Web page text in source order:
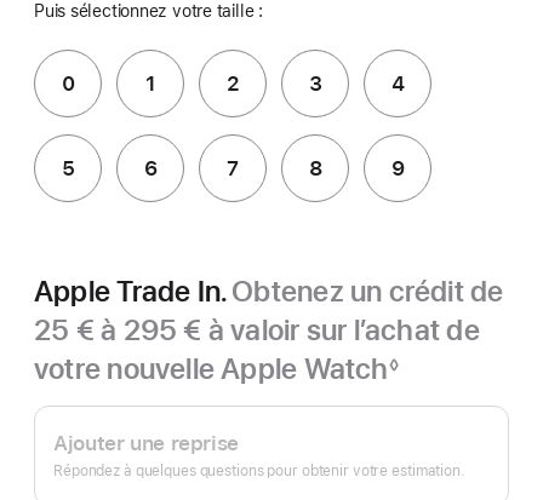
Puis sélectionnez votre taille :
0 1 2 3 4
5 6 7 8 9
Apple Trade In.Obtenez un crédit de
25 € à 295 € à valoir sur l’achat de
votre nouvelle Apple Watch
de
page
◊
Apple
Trade In.
Ajouter une reprise
Répondez à quelques questions pour obtenir votre estimation.